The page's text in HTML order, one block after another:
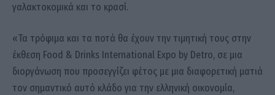
γαλακτοκομικά και το κρασί.
«Τα τρόφιμα και τα ποτά θα έχουν την τιμητική τους στην
έκθεση Food & Drinks International Expo by Detro, σε μια
διοργάνωση που προσεγγίζει φέτος με μια διαφορετική ματιά
τον σημαντικό αυτό κλάδο για την ελληνική οικονομία,